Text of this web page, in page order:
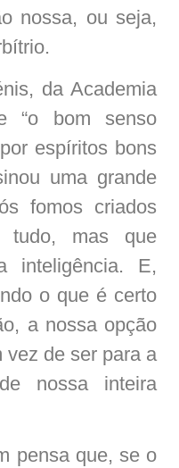
nossa, ou seja,
da Academia
“o bom senso
espíritos bons
uma grande
fomos criados
tudo, mas que
inteligência. E,
o que é certo
a nossa opção
vez de ser para a
nossa inteira
pensa que, se o